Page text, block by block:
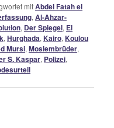
mitAbdel Fatah el
,Al-Ahzar-
, Der Spiegel, El
,Hurghada,Kairo,Koulou
Mursi,Moslembrüder,
S. Kaspar, Polizei,